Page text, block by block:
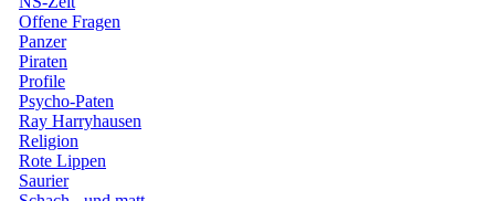
Offene Fragen
Panzer
Piraten
Profile
Psycho-Paten
Ray Harryhausen
Religion
Rote Lippen
Saurier